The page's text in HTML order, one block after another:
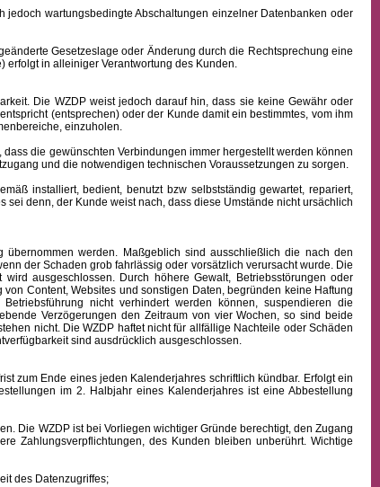
wartungsbedingte Abschaltungen einzelner Datenbanken oder
Gesetzeslage oder Änderung durch die Rechtsprechung eine
erfolgt in alleiniger Verantwortung des Kunden.
Die WZDP weist jedoch darauf hin, dass sie keine Gewähr oder
(entsprechen) oder der Kunde damit ein bestimmtes, vom ihm
einzuholen.
die gewünschten Verbindungen immer hergestellt werden können
und die notwendigen technischen Voraussetzungen zu sorgen.
installiert, bedient, benutzt bzw selbstständig gewartet, repariert,
denn, der Kunde weist nach, dass diese Umstände nicht ursächlich
werden. Maßgeblich sind ausschließlich die nach den
der Schaden grob fahrlässig oder vorsätzlich verursacht wurde. Die
wird ausgeschlossen. Durch höhere Gewalt, Betriebsstörungen oder
Content, Websites und sonstigen Daten, begründen keine Haftung
nicht verhindert werden können, suspendieren die
Verzögerungen den Zeitraum von vier Wochen, so sind beide
nicht. Die WZDP haftet nicht für allfällige Nachteile oder Schäden
sind ausdrücklich ausgeschlossen.
zum Ende eines jeden Kalenderjahres schriftlich kündbar. Erfolgt ein
im 2. Halbjahr eines Kalenderjahres ist eine Abbestellung
Die WZDP ist bei Vorliegen wichtiger Gründe berechtigt, den Zugang
Zahlungsverpflichtungen, des Kunden bleiben unberührt. Wichtige
des Datenzugriffes;